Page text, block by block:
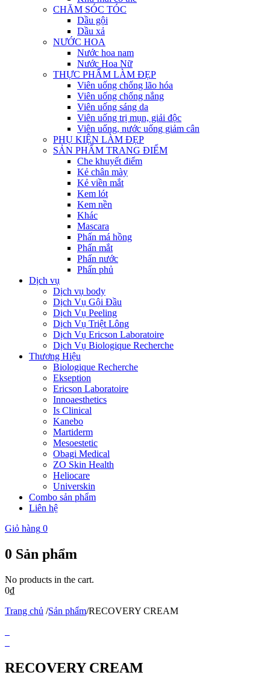
CHĂM SÓC TÓC
Dầu gội
Dầu xả
NƯỚC HOA
Nước hoa nam
Nước Hoa Nữ
THỰC PHẨM LÀM ĐẸP
Viên uống chống lão hóa
Viên uống chống nắng
Viên uống sáng da
Viên uống trị mụn, giải độc
Viên uống, nước uống giảm cân
PHỤ KIỆN LÀM ĐẸP
SẢN PHẨM TRANG ĐIỂM
Che khuyết điểm
Kẻ chân mày
Kẻ viền mắt
Kem lót
Kem nền
Khác
Mascara
Phấn má hồng
Phấn mắt
Phấn nước
Phấn phủ
Dịch vụ
Dịch vụ body
Dịch Vụ Gội Đầu
Dịch Vụ Peeling
Dịch Vụ Triệt Lông
Dịch Vụ Ericson Laboratoire
Dịch Vụ Biologique Recherche
Thương Hiệu
Biologique Recherche
Ekseption
Ericson Laboratoire
Innoaesthetics
Is Clinical
Kanebo
Martiderm
Mesoestetic
Obagi Medical
ZO Skin Health
Heliocare
Universkin
Combo sản phẩm
Liên hệ
Giỏ hàng 0
0 Sản phẩm
No products in the cart.
0₫
Trang chủ /Sản phẩm/RECOVERY CREAM
RECOVERY CREAM